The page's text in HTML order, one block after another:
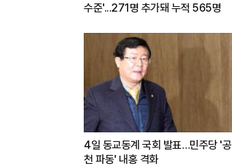
수준'...271명 추가돼 누적 565명
4일 동교동계 국회 발표…민주당 '공
천 파동' 내홍 격화